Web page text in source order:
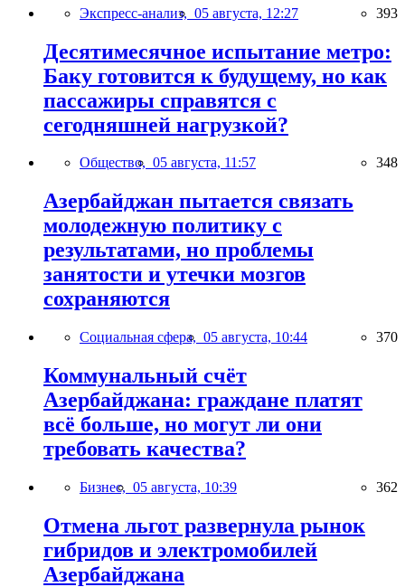
Экспресс-анализ, 05 августа, 12:27 393
Десятимесячное испытание метро:
Баку готовится к будущему, но как
пассажиры справятся с
сегодняшней нагрузкой?
Общество, 05 августа, 11:57 348
Азербайджан пытается связать
молодежную политику с
результатами, но проблемы
занятости и утечки мозгов
сохраняются
Социальная сфера, 05 августа, 10:44 370
Коммунальный счёт
Азербайджана: граждане платят
всё больше, но могут ли они
требовать качества?
Бизнес, 05 августа, 10:39 362
Отмена льгот развернула рынок
гибридов и электромобилей
Азербайджана